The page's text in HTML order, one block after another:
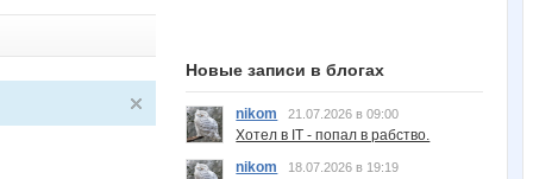
Новые записи в блогах
nikom 21.07.2026 в 09:00
Хотел в IT - попал в рабство.
nikom
18.07.2026 в 19:19